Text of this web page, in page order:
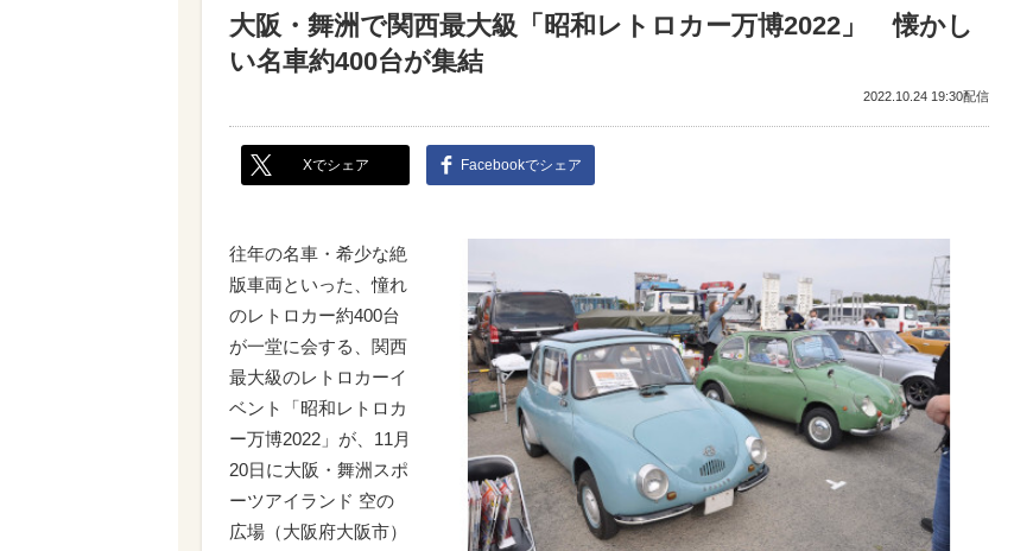
大阪・舞洲で関西最大級「昭和レトロカー万博2022」 懐かし
い名車約400台が集結
2022.10.24 19:30配信
Xでシェア Facebookでシェア
往年の名車・希少な絶
版車両といった、憧れ
のレトロカー約400台
が一堂に会する、関西
最大級のレトロカーイ
ベント「昭和レトロカ
ー万博2022」が、11月
20日に大阪・舞洲スポ
ーツアイランド 空の
広場（大阪府大阪市）